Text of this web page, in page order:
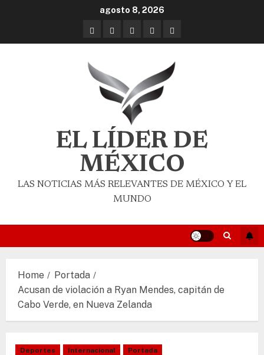
agosto 8, 2026
EL LÍDER DE
MÉXICO
LAS NOTICIAS MÁS RELEVANTES DE MÉXICO Y EL
MUNDO
Home
Portada
Acusan de violación a Ryan Mendes, capitán de
Cabo Verde, en Nueva Zelanda
Deportes Internacional Portada